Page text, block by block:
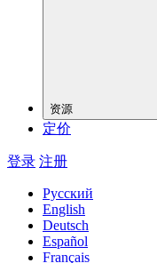
资源
定价
登录 注册
Русский
English
Deutsch
Español
Français